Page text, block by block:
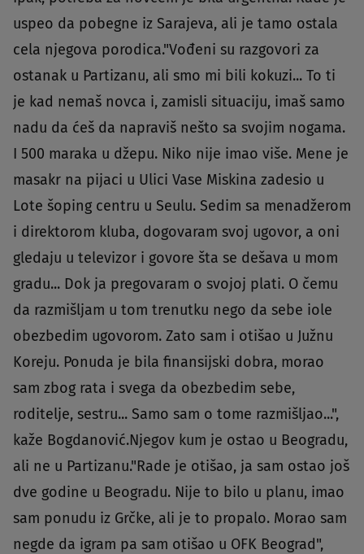
uspeo da pobegne iz Sarajeva, ali je tamo ostala
cela njegova porodica."Vođeni su razgovori za
ostanak u Partizanu, ali smo mi bili kokuzi... To ti
je kad nemaš novca i, zamisli situaciju, imaš samo
nadu da ćeš da napraviš nešto sa svojim nogama.
I 500 maraka u džepu. Niko nije imao više. Mene je
masakr na pijaci u Ulici Vase Miskina zadesio u
Lote šoping centru u Seulu. Sedim sa menadžerom
i direktorom kluba, dogovaram svoj ugovor, a oni
gledaju u televizor i govore šta se dešava u mom
gradu... Dok ja pregovaram o svojoj plati. O čemu
da razmišljam u tom trenutku nego da sebe iole
obezbedim ugovorom. Zato sam i otišao u Južnu
Koreju. Ponuda je bila finansijski dobra, morao
sam zbog rata i svega da obezbedim sebe,
roditelje, sestru... Samo sam o tome razmišljao...",
kaže Bogdanović.Njegov kum je ostao u Beogradu,
ali ne u Partizanu."Rade je otišao, ja sam ostao još
dve godine u Beogradu. Nije to bilo u planu, imao
sam ponudu iz Grčke, ali je to propalo. Morao sam
negde da igram pa sam otišao u OFK Beograd",